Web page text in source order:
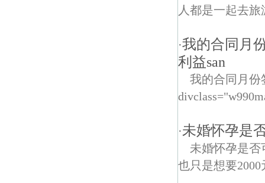
人都是一起去
·我的合同月
利益san
我的合同月份
·未婚怀孕是
未婚怀孕是
也只是想要